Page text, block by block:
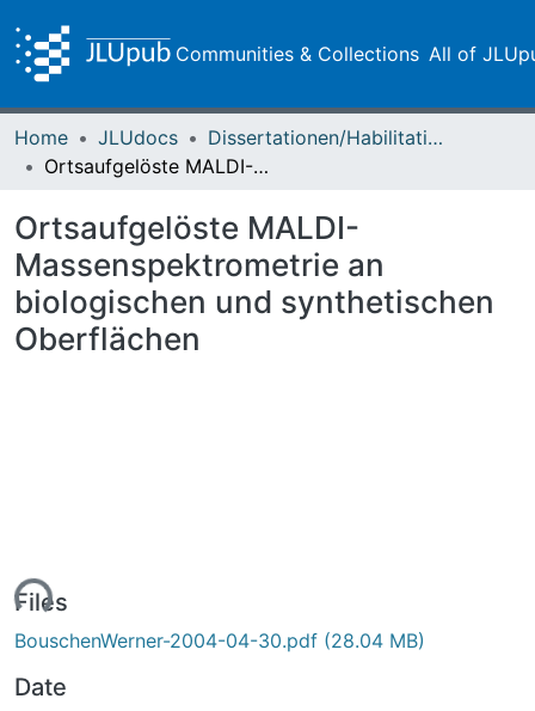
Communities & Collections All of
Home JLUdocs
Dissertationen/Habilitationen
Ortsaufgelöste MALDI-Massenspektrometrie an biologischen und synthetischen Oberflächen
Ortsaufgelöste MALDI-
Massenspektrometrie an
biologischen und synthetischen
Oberflächen
Files
BouschenWerner-2004-04-30.pdf (28.04 MB)
Date